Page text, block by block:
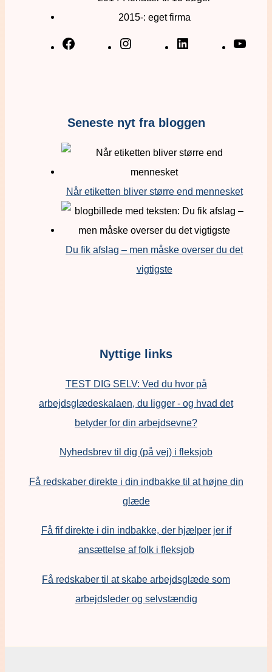
2015-: eget firma
Seneste nyt fra bloggen
Når etiketten bliver større end mennesket
Du fik afslag – men måske overser du det
vigtigste
Nyttige links
TEST DIG SELV: Ved du hvor på
arbejdsglædeskalaen, du ligger - og hvad det
betyder for din arbejdsevne?
Nyhedsbrev til dig (på vej) i fleksjob
Få redskaber direkte i din indbakke til at højne din
glæde
Få fif direkte i din indbakke, der hjælper jer if
ansættelse af folk i fleksjob
Få redskaber til at skabe arbejdsglæde som
arbejdsleder og selvstændig